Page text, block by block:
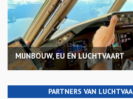
MIJNBOUW, EU EN LUCHTVAART
PARTNERS VAN